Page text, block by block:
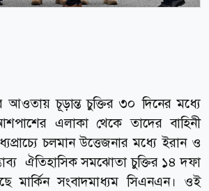
আওতায় চূড়ান্ত চুক্তির ৩০ দিনের মধ্যে
আশপাশের এলাকা থেকে তাদের বাহিনী
চলমান উত্তেজনার মধ্যে ইরান ও
ঐতিহাসিক সমঝোতা চুক্তির ১৪ দফা
মার্কিন সংবাদমাধ্যম সিএনএন। ওই